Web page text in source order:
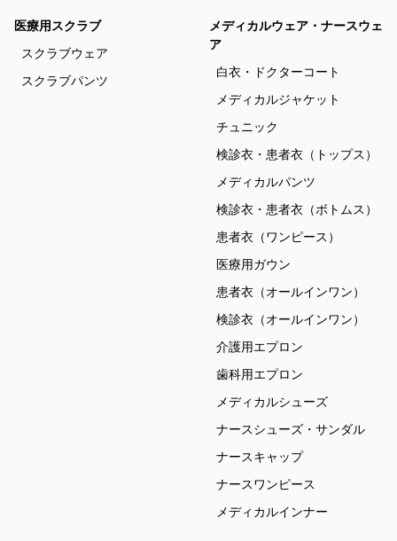
医療用スクラブ
スクラブウェア
スクラブパンツ
メディカルウェア・ナースウェ
ア
白衣・ドクターコート
メディカルジャケット
チュニック
検診衣・患者衣（トップス）
メディカルパンツ
検診衣・患者衣（ボトムス）
患者衣（ワンピース）
医療用ガウン
患者衣（オールインワン）
検診衣（オールインワン）
介護用エプロン
歯科用エプロン
メディカルシューズ
ナースシューズ・サンダル
ナースキャップ
ナースワンピース
メディカルインナー